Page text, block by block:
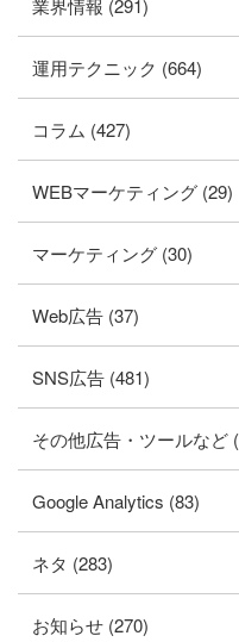
業界情報 (291)
運用テクニック (664)
コラム (427)
WEBマーケティング (29)
マーケティング (30)
Web広告 (37)
SNS広告 (481)
その他広告・ツールなど
Google Analytics (83)
ネタ (283)
お知らせ (270)